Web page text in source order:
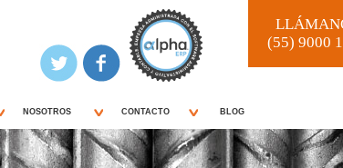
(55) 9000
NOSOTROS CONTACTO BLOG